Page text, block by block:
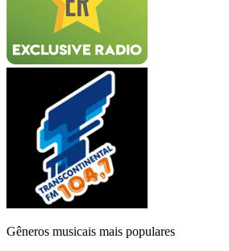
Gêneros musicais mais populares